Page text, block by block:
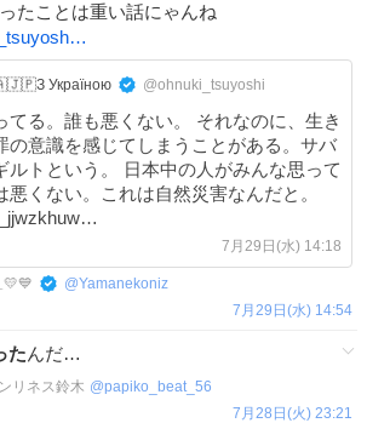
たことは重い話にゃんね
Україною @ohnuki_tsuyoshi
誰も悪くない。 それなのに、生き
の意識を感じてしまうことがある。サバ
日本中の人がみんな思って
悪くない。これは自然災害なんだと。
7月29日(水) 14:18
@Yamanekoniz
7月29日(水) 14:54
たんだ…
リネス鈴木 @papiko_beat_56
7月28日(火) 23:21